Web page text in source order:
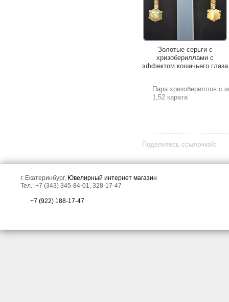
Золотые серьги с
хризобериллами с
эффектом кошачьего глаза
Золотое кольцо с
уральскими
александритами высоких
характеристик 0,7 карата,
хризобериллами 6,17
Золотое кольцо с
Пара хризобериллов с
1,52 карата
Поделитесь ссылочкой:
г. Екатеринбург, Ювелирный интернет магазин
Тел.: +7 (343) 345-84-01, 328-17-47
+7 (922) 188-17-47